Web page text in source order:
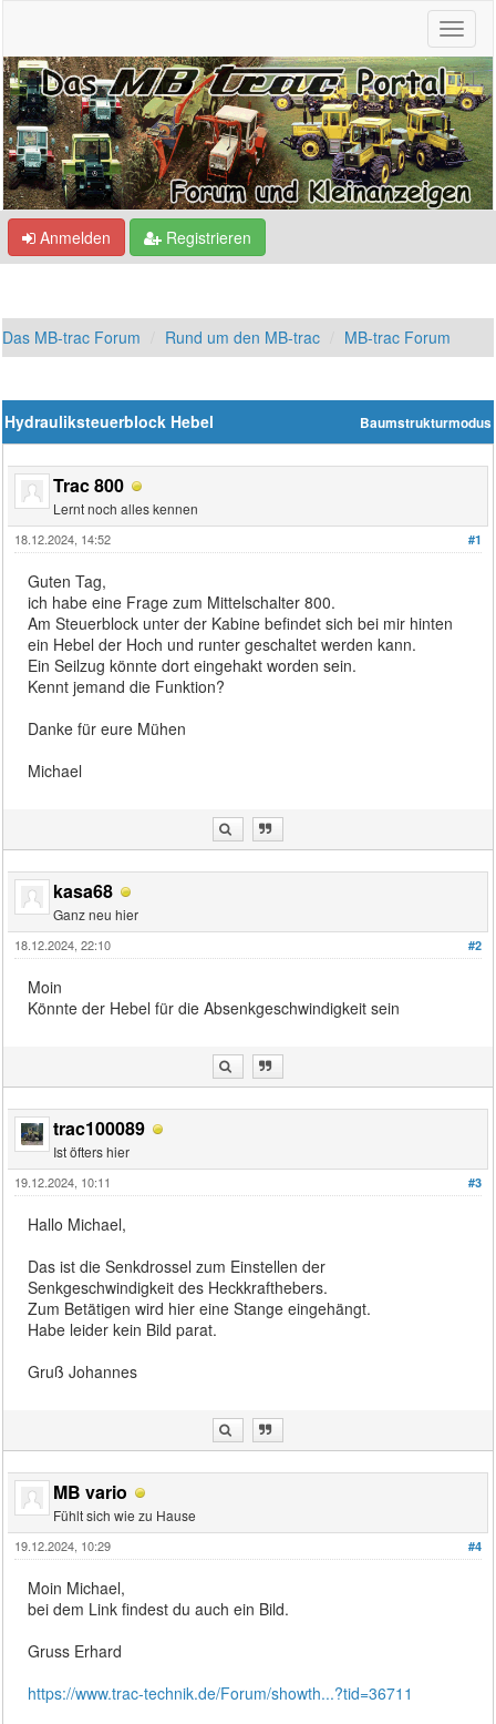
Anmelden Registrieren
Das MB-trac Forum Rund um den MB-trac MB-trac Forum
Baumstrukturmodus
Hydrauliksteuerblock Hebel
Trac 800
Lernt noch alles kennen
#1
18.12.2024, 14:52
Guten Tag,
ich habe eine Frage zum Mittelschalter 800.
Am Steuerblock unter der Kabine befindet sich bei mir hinten
ein Hebel der Hoch und runter geschaltet werden kann.
Ein Seilzug könnte dort eingehakt worden sein.
Kennt jemand die Funktion?
Danke für eure Mühen
Michael
kasa68
Ganz neu hier
#2
18.12.2024, 22:10
Moin
Könnte der Hebel für die Absenkgeschwindigkeit sein
trac100089
Ist öfters hier
#3
19.12.2024, 10:11
Hallo Michael,
Das ist die Senkdrossel zum Einstellen der
Senkgeschwindigkeit des Heckkrafthebers.
Zum Betätigen wird hier eine Stange eingehängt.
Habe leider kein Bild parat.
Gruß Johannes
MB vario
Fühlt sich wie zu Hause
#4
19.12.2024, 10:29
Moin Michael,
bei dem Link findest du auch ein Bild.
Gruss Erhard
https://www.trac-technik.de/Forum/showth...?tid=36711